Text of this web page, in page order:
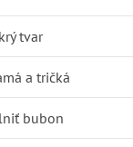
tvar
a tričká
bubon